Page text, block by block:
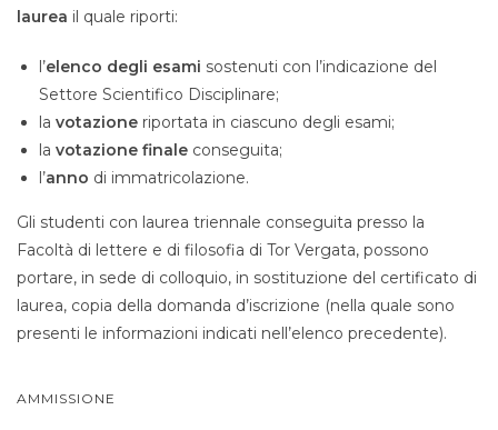
laurea il quale riporti:
l’elenco degli esami sostenuti con l’indicazione del
Settore Scientifico Disciplinare;
la votazione riportata in ciascuno degli esami;
la votazione finale conseguita;
l’anno di immatricolazione.
Gli studenti con laurea triennale conseguita presso la
Facoltà di lettere e di filosofia di Tor Vergata, possono
portare, in sede di colloquio, in sostituzione del certificato di
laurea, copia della domanda d’iscrizione (nella quale sono
presenti le informazioni indicati nell’elenco precedente).
AMMISSIONE